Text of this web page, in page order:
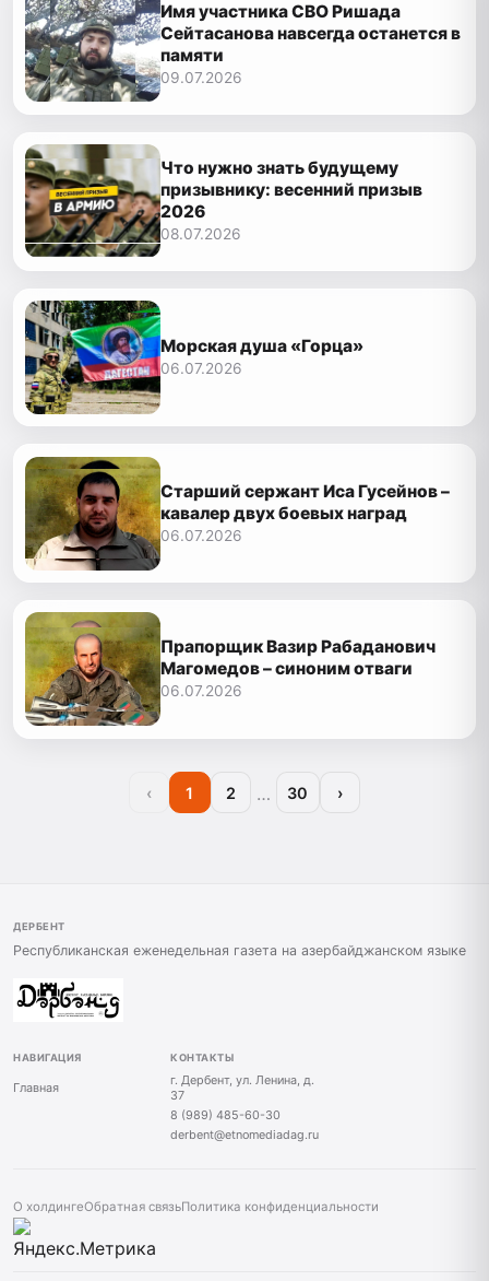
Имя участника СВО Ришада
Сейтасанова навсегда останется в
памяти
09.07.2026
Что нужно знать будущему
призывнику: весенний призыв
2026
08.07.2026
Морская душа «Горца»
06.07.2026
Старший сержант Иса Гусейнов –
кавалер двух боевых наград
06.07.2026
Прапорщик Вазир Рабаданович
Магомедов – синоним отваги
06.07.2026
‹ 1 2 … 30 ›
ДЕРБЕНТ
Республиканская еженедельная газета на азербайджанском языке
НАВИГАЦИЯ
Главная
КОНТАКТЫ
г. Дербент, ул. Ленина, д.
37
8 (989) 485-60-30
derbent@etnomediadag.ru
О холдингеОбратная связьПолитика конфиденциальности